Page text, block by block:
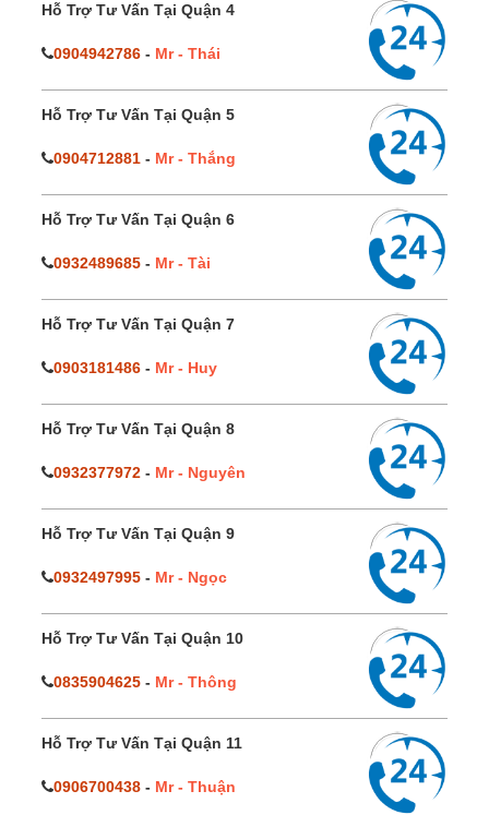
Hỗ Trợ Tư Vấn Tại Quận 4
0904942786 - Mr - Thái
Hỗ Trợ Tư Vấn Tại Quận 5
0904712881 - Mr - Thắng
Hỗ Trợ Tư Vấn Tại Quận 6
0932489685 - Mr - Tài
Hỗ Trợ Tư Vấn Tại Quận 7
0903181486 - Mr - Huy
Hỗ Trợ Tư Vấn Tại Quận 8
0932377972 - Mr - Nguyên
Hỗ Trợ Tư Vấn Tại Quận 9
0932497995 - Mr - Ngọc
Hỗ Trợ Tư Vấn Tại Quận 10
0835904625 - Mr - Thông
Hỗ Trợ Tư Vấn Tại Quận 11
0906700438 - Mr - Thuận